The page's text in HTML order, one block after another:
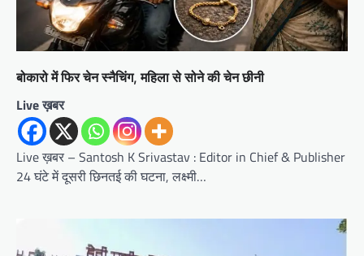
बोकारो में फिर चेन स्नैचिंग, महिला से सोने की चेन छीनी
Live ख़बर
Live ख़बर – Santosh K Srivastav : Editor in Chief & Publisher
24 घंटे में दूसरी छिनतई की घटना, लक्ष्मी…